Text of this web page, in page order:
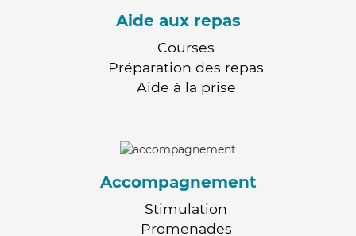
Aide aux repas
Courses
Préparation des repas
Aide à la prise
Accompagnement
Stimulation
Promenades